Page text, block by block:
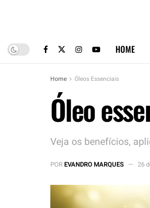
HOME
Home Óleos Essenciais
Óleo
Veja os benefícios,
POREVANDRO MARQUES 26